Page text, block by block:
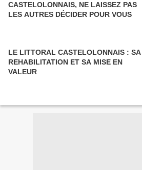
CASTELOLONNAIS, NE LAISSEZ PAS
LES AUTRES DÉCIDER POUR VOUS
LE LITTORAL CASTELOLONNAIS : SA
REHABILITATION ET SA MISE EN
VALEUR